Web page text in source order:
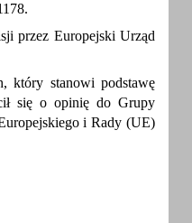
przez Europejski Urząd
który stanowi podstawę
się o opinię do Grupy
i Rady (UE)